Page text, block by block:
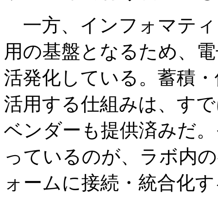
一方、インフォマテ
用の基盤となるため、
活発化している。蓄積
活用する仕組みは、す
ベンダーも提供済みだ
っているのが、ラボ内
ォームに接続・統合化